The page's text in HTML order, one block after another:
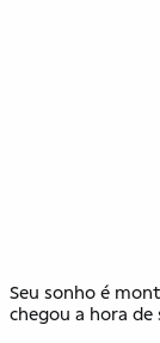
Seu sonho é
chegou a hora de